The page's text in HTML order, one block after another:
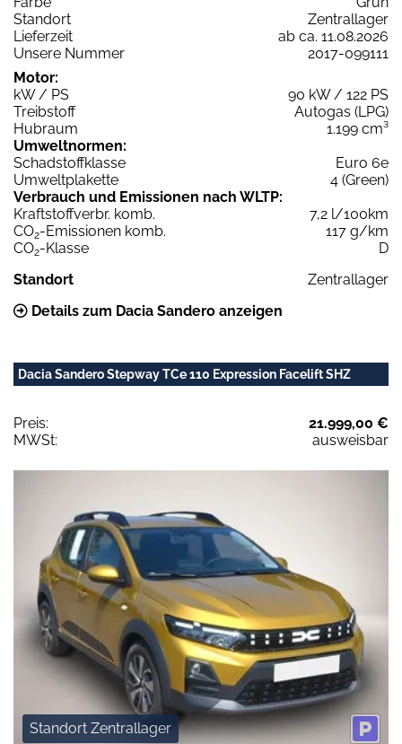
Standort
Zentrallager
Lieferzeit
ab ca. 11.08.2026
Unsere Nummer
2017-099111
Motor:
kW / PS
90 kW / 122 PS
Treibstoff
Autogas (LPG)
Hubraum
1.199 cm³
Umweltnormen:
Schadstoffklasse
Euro 6e
Umweltplakette
4 (Green)
Verbrauch und Emissionen nach WLTP:
Kraftstoffverbr. komb.
7,2 l/100km
CO2-Emissionen komb.
117 g/km
CO2-Klasse
D
Standort
Zentrallager
Details zum Dacia Sandero anzeigen
Dacia Sandero Stepway TCe 110 Expression Facelift SHZ
Preis:
21.999,00 €
MWSt:
ausweisbar
Standort Zentrallager